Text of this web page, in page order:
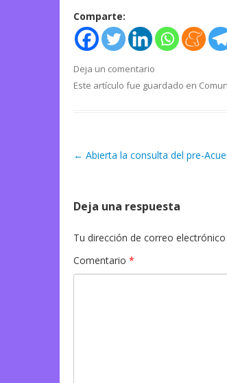
Comparte:
Deja un comentario
Este artículo fue guardado en
Navegación de
← Abierta la consulta del pre-
Deja una respuesta
Tu dirección de correo
Comentario *